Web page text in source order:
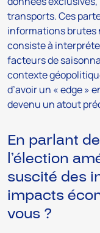
transports. Ces
informations brutes
consiste à
facteurs de
contexte
d’avoir un « edge »
devenu un atout
En parlant
l’élection
suscité des
impacts
vous ?